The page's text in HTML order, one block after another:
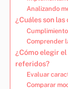
Analizando
¿Cuáles son
Comprender
¿Cómo elegir
referidos?
Evaluar
Comparar